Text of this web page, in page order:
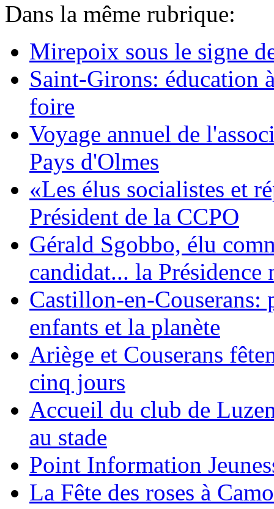
Dans la même rubrique:
Mirepoix sous le signe
Saint-Girons: éducation
foire
Voyage annuel de
Pays d'Olmes
«Les élus socialistes et
Président de la CCPO
Gérald Sgobbo, élu
candidat... la Présidence
Castillon-en-Couserans:
enfants et la planète
Ariège et Couserans
cinq jours
Accueil du club de
au stade
Point Information
La Fête des roses à